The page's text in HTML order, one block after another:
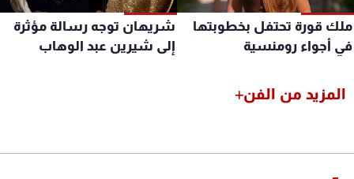
قورة تحتفل بخطوبتها
أجواء رومنسية
شريهان توجه رسالة مؤثرة
إلى شيرين عبد الوهاب
المزيد من الفن